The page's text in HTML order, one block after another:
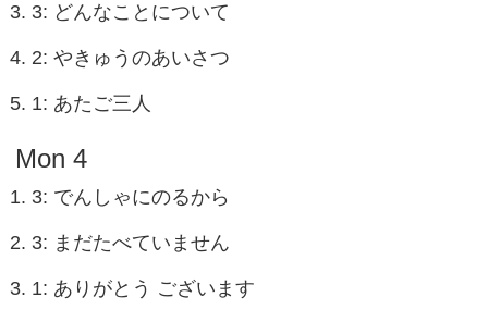
3: どんなことについて
2: やきゅうのあいさつ
1: あたご三人
Mon 4
3: でんしゃにのるから
3: まだたべていません
1: ありがとう ございます